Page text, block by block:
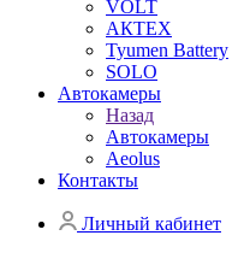
VOLT
АКТЕХ
Tyumen Battery
SOLO
Автокамеры
Назад
Автокамеры
Aeolus
Контакты
Личный кабинет